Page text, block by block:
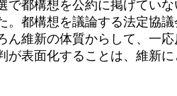
都構想を公約に掲げてい
都構想を議論する法定協
維新の体質からして、一
表面化することは、維新